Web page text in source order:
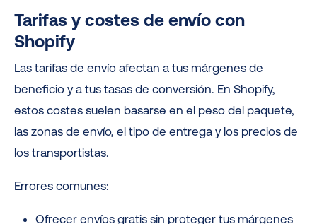
Tarifas y costes de envío con
Shopify
Las tarifas de envío afectan a tus márgenes de
beneficio y a tus tasas de conversión. En Shopify,
estos costes suelen basarse en el peso del paquete,
las zonas de envío, el tipo de entrega y los precios de
los transportistas.
Errores comunes:
Ofrecer envíos gratis sin proteger tus márgenes